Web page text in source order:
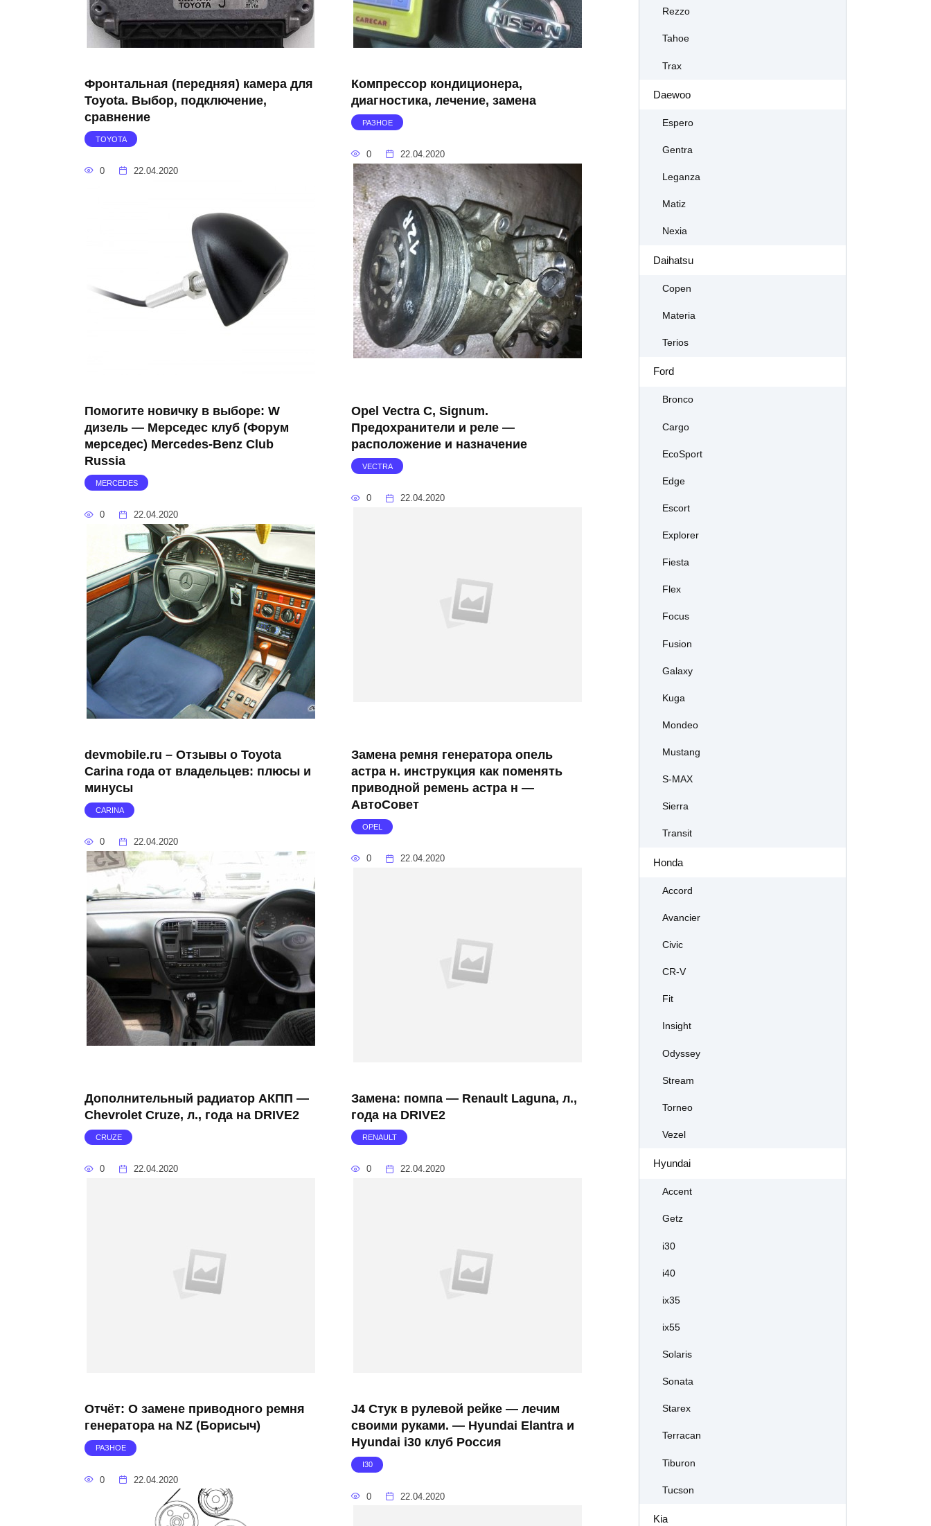
Фронтальная (передняя) камера для
Toyota. Выбор, подключение,
сравнение
TOYOTA
0 22.04.2020
Компрессор кондиционера,
диагностика, лечение, замена
РАЗНОЕ
0 22.04.2020
Помогите новичку в выборе: W
дизель — Мерседес клуб (Форум
мерседес) Mercedes-Benz Club
Russia
MERCEDES
0 22.04.2020
Opel Vectra C, Signum.
Предохранители и реле —
расположение и назначение
VECTRA
0 22.04.2020
devmobile.ru – Отзывы о Toyota
Carina года от владельцев: плюсы и
минусы
CARINA
0 22.04.2020
Замена ремня генератора опель
астра н. инструкция как поменять
приводной ремень астра н —
АвтоСовет
OPEL
0 22.04.2020
Дополнительный радиатор АКПП —
Chevrolet Cruze, л., года на DRIVE2
CRUZE
0 22.04.2020
Замена: помпа — Renault Laguna, л.,
года на DRIVE2
RENAULT
0 22.04.2020
Отчёт: О замене приводного ремня
генератора на NZ (Борисыч)
РАЗНОЕ
0 22.04.2020
J4 Стук в рулевой рейке — лечим
своими руками. — Hyundai Elantra и
Hyundai i30 клуб Россия
I30
0 22.04.2020
Rezzo
Tahoe
Trax
Daewoo
Espero
Gentra
Leganza
Matiz
Nexia
Daihatsu
Copen
Materia
Terios
Ford
Bronco
Cargo
EcoSport
Edge
Escort
Explorer
Fiesta
Flex
Focus
Fusion
Galaxy
Kuga
Mondeo
Mustang
S-MAX
Sierra
Transit
Honda
Accord
Avancier
Civic
CR-V
Fit
Insight
Odyssey
Stream
Torneo
Vezel
Hyundai
Accent
Getz
i30
i40
ix35
ix55
Solaris
Sonata
Starex
Terracan
Tiburon
Tucson
Kia